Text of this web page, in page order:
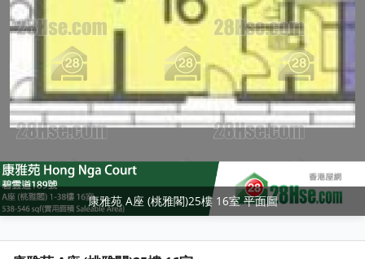
康雅苑 A座 (桃雅閣)25樓 16室 平面圖